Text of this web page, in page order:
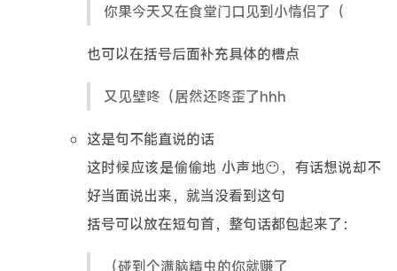
你果今天又在食堂门口见到小情侣了（
也可以在括号后面补充具体的槽点
又见壁咚（居然还咚歪了hhh
这是句不能直说的话
这时候应该是偷偷地 小声地😶，有话想说却不
好当面说出来，就当没看到这句
括号可以放在短句首，整句话都包起来了：
（碰到个满脑精虫的你就赚了